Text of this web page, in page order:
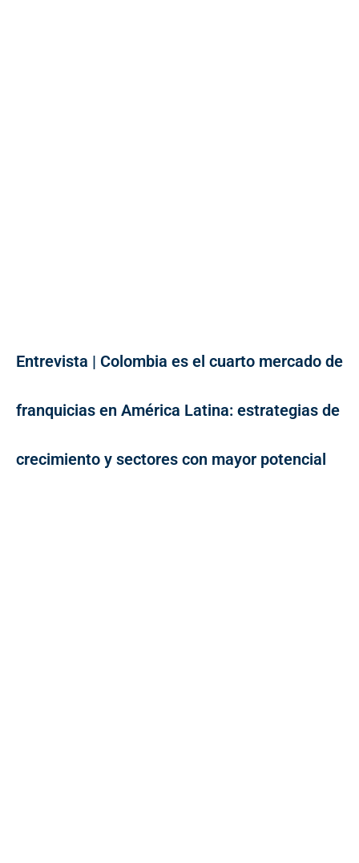
Entrevista | Colombia es el cuarto mercado de
franquicias en América Latina: estrategias de
crecimiento y sectores con mayor potencial